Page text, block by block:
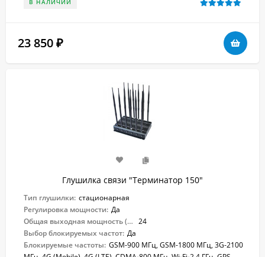
В НАЛИЧИИ
23 850 ₽
Глушилка связи "Терминатор 150"
Тип глушилки: стационарная
Регулировка мощности: Да
Общая выходная мощность (Вт): 24
Выбор блокируемых частот: Да
Блокируемые частоты: GSM-900 МГц, GSM-1800 МГц, 3G-2100